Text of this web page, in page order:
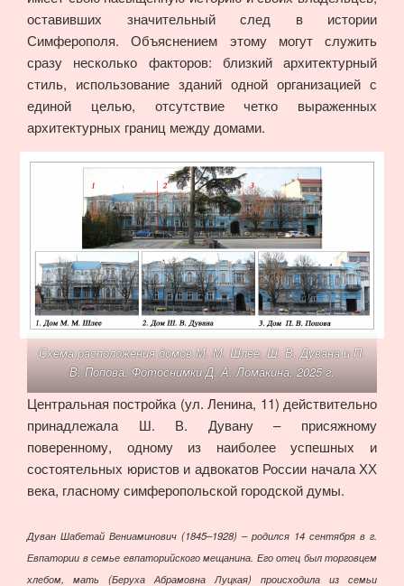
оставивших значительный след в истории
Симферополя. Объяснением этому могут служить
сразу несколько факторов: близкий архитектурный
стиль, использование зданий одной организацией с
единой целью, отсутствие четко выраженных
архитектурных границ между домами.
Схема расположения домов М. М. Шлее, Ш. В. Дувана и П.
В. Попова. Фотоснимки Д. А. Ломакина, 2025 г.
Центральная постройка (ул. Ленина, 11) действительно
принадлежала Ш. В. Дувану – присяжному
поверенному, одному из наиболее успешных и
состоятельных юристов и адвокатов России начала ХХ
века, гласному симферопольской городской думы.
Дуван Шабетай Вениаминович (1845–1928) – родился 14 сентября в г.
Евпатории в семье евпаторийского мещанина. Его отец был торговцем
хлебом, мать (Беруха Абрамовна Луцкая) происходила из семьи